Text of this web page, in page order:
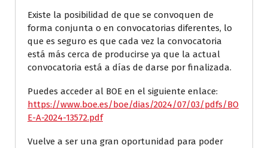
Existe la posibilidad de que se convoquen de
forma conjunta o en convocatorias diferentes, lo
que es seguro es que cada vez la convocatoria
está más cerca de producirse ya que la actual
convocatoria está a días de darse por finalizada.
Puedes acceder al BOE en el siguiente enlace:
https://www.boe.es/boe/dias/2024/07/03/pdfs/BO
E-A-2024-13572.pdf
Vuelve a ser una gran oportunidad para poder